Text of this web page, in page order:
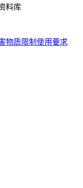
料库
物质限制使用要求